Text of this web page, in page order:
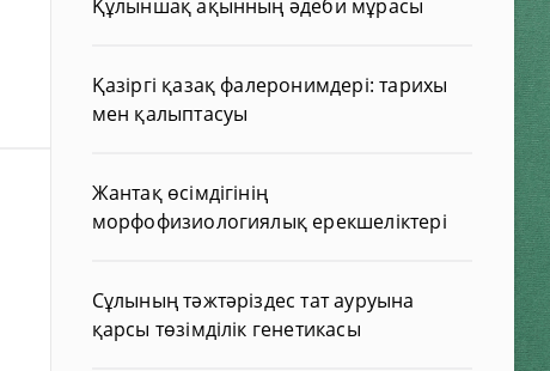
Құлыншақ ақынның әдеби мұрасы
Қазіргі қазақ фалеронимдері: тарихы
мен қалыптасуы
Жантақ өсімдігінің
морфофизиологиялық ерекшеліктері
Сұлының тәжтәріздес тат ауруына
қарсы төзімділік генетикасы